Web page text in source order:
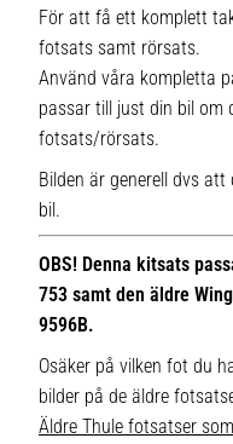
För att få ett komplett
fotsats samt rörsats.
Använd våra kompletta
passar till just din bil om
fotsats/rörsats.
Bilden är generell dvs
bil.
OBS! Denna kitsats
753 samt den äldre
9596B.
Osäker på vilken fot du
bilder på de äldre
Äldre Thule fotsatser